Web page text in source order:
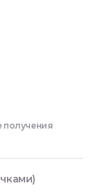
получения